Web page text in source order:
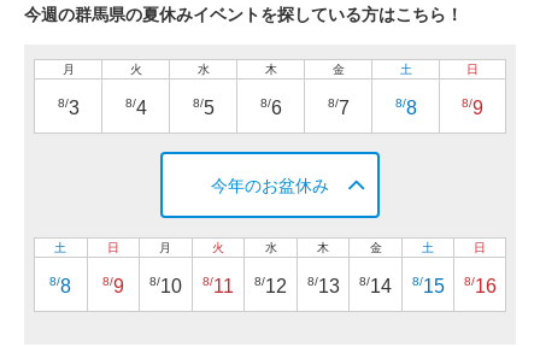
今週の群馬県の夏休みイベントを探している方はこちら！
月
8/3
火
8/4
水
8/5
木
8/6
金
8/7
土
8/8
日
8/9
今年のお盆休み
土
8/8
日
8/9
月
8/10
火
8/11
水
8/12
木
8/13
金
8/14
土
8/15
日
8/16